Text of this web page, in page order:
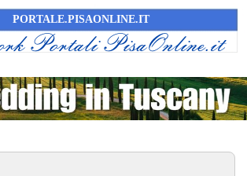
PORTALE.PISAONLINE.IT